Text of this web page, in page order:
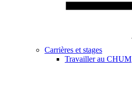
Carrières et stages
Travailler au CHUM